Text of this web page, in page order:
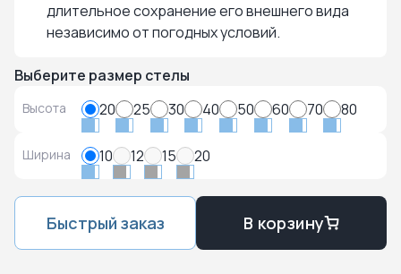
длительное сохранение его внешнего вида
независимо от погодных условий.
Выберите размер стелы
Высота 20 25 30 40 50 60 70 80
Ширина 10 12 15 20
Быстрый заказ В корзину